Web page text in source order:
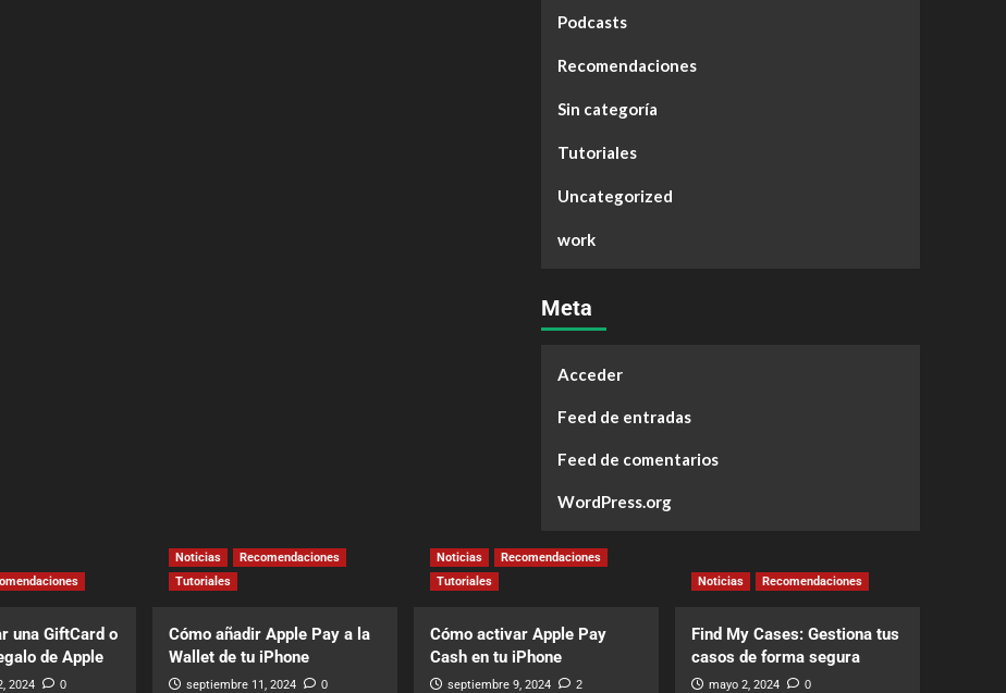
Podcasts
Recomendaciones
Sin categoría
Tutoriales
Uncategorized
work
Meta
Acceder
Feed de entradas
Feed de comentarios
WordPress.org
una GiftCard o
de Apple
2024 0
Noticias
Recomendaciones
Tutoriales
Cómo añadir Apple Pay a la
Wallet de tu iPhone
septiembre 11, 2024 0
Noticias
Recomendaciones
Tutoriales
Cómo activar Apple Pay
Cash en tu iPhone
septiembre 9, 2024 2
Noticias Recomendaciones
Find My Cases: Gestiona tus
casos de forma segura
mayo 2, 2024 0